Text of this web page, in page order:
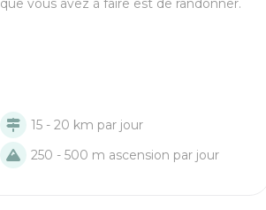
15 - 20 km par jour
250 - 500 m ascension par jour